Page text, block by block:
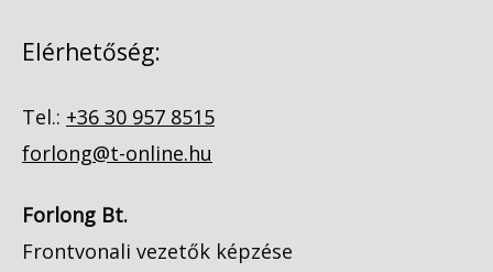
Elérhetőség:
Tel.: +36 30 957 8515
forlong@t-online.hu
Forlong Bt.
Frontvonali vezetők képzése